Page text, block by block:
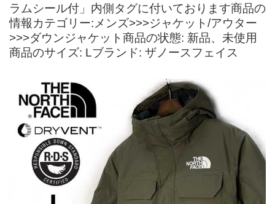
ラムシール付」内側タグに付いております商品の
情報カテゴリー:メンズ>>>ジャケット/アウター
>>>ダウンジャケット商品の状態: 新品、未使用
商品のサイズ: Lブランド: ザノースフェイス